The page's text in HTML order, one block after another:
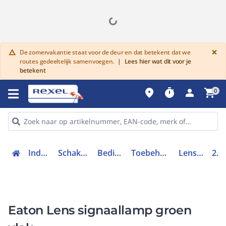
warning De zomervakantie staat voor de deur en dat betekent dat we
routes gedeeltelijk samenvoegen. |
Lees hier wat dit voor je
betekent
×
place timer person shopping_cart0
Industriele componenten Schakelen, bedienen en signaleren Bedieningen en signaleringen Toebehoren bedieningen en signaleringen Lens drukknop / signaallamp 216455
Eaton Lens signaallamp groen